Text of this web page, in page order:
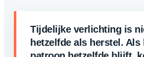
Tijdelijke verlichting is
hetzelfde als herstel. Als